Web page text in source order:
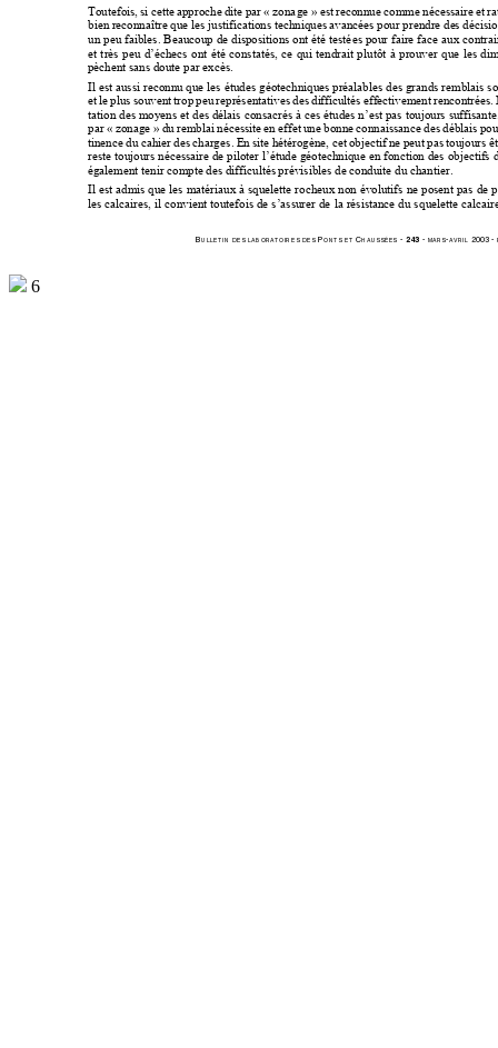
BULLETIN DES LABORATOIRES DES PONTS ET CHAUSSÉES - 243 - MARS-AVRIL 2003 -
Toutefois, si cette approche dite par « zonage » est reconnue comme nécessaire et
bien reconnaître que les justifications techniques avancées pour prendre des dé
un peu faibles. Beaucoup de dispositions ont été testées pour faire face aux
et très peu d’échecs ont été constatés, ce qui tendrait plutôt à prouver que les
pèchent sans doute par excès.
Il est aussi reconnu que les études géotechniques préalables des grands remblais
et le plus souvent trop peu représentatives des difficultés effectivement rencontrées.
tation des moyens et des délais consacrés à ces études n’est pas toujours
par « zonage » du remblai nécessite en effet une bonne connaissance des déblais
tinence du cahier des charges . En site hétérogène, cet objectif ne peut pas toujours
reste toujours nécessaire de piloter l’étude géotechnique en fonction des objectifs
également tenir compte des difficultés prévisibles de conduite du chantier.
Il est admis que les matériaux à squelette rocheux non évolutifs ne posent pas de
les calcaires, il convient toutefois de s’assurer de la résistance du squelette
6